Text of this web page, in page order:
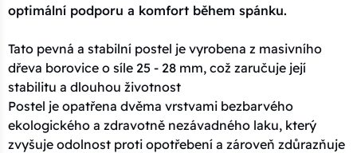
optimální podporu a komfort během spánku.
Tato pevná a stabilní postel je vyrobena z masivního
dřeva borovice o síle 25 - 28 mm, což zaručuje její
stabilitu a dlouhou životnost
Postel je opatřena dvěma vrstvami bezbarvého
ekologického a zdravotně nezávadného laku, který
zvyšuje odolnost proti opotřebení a zároveň zdůrazňuje